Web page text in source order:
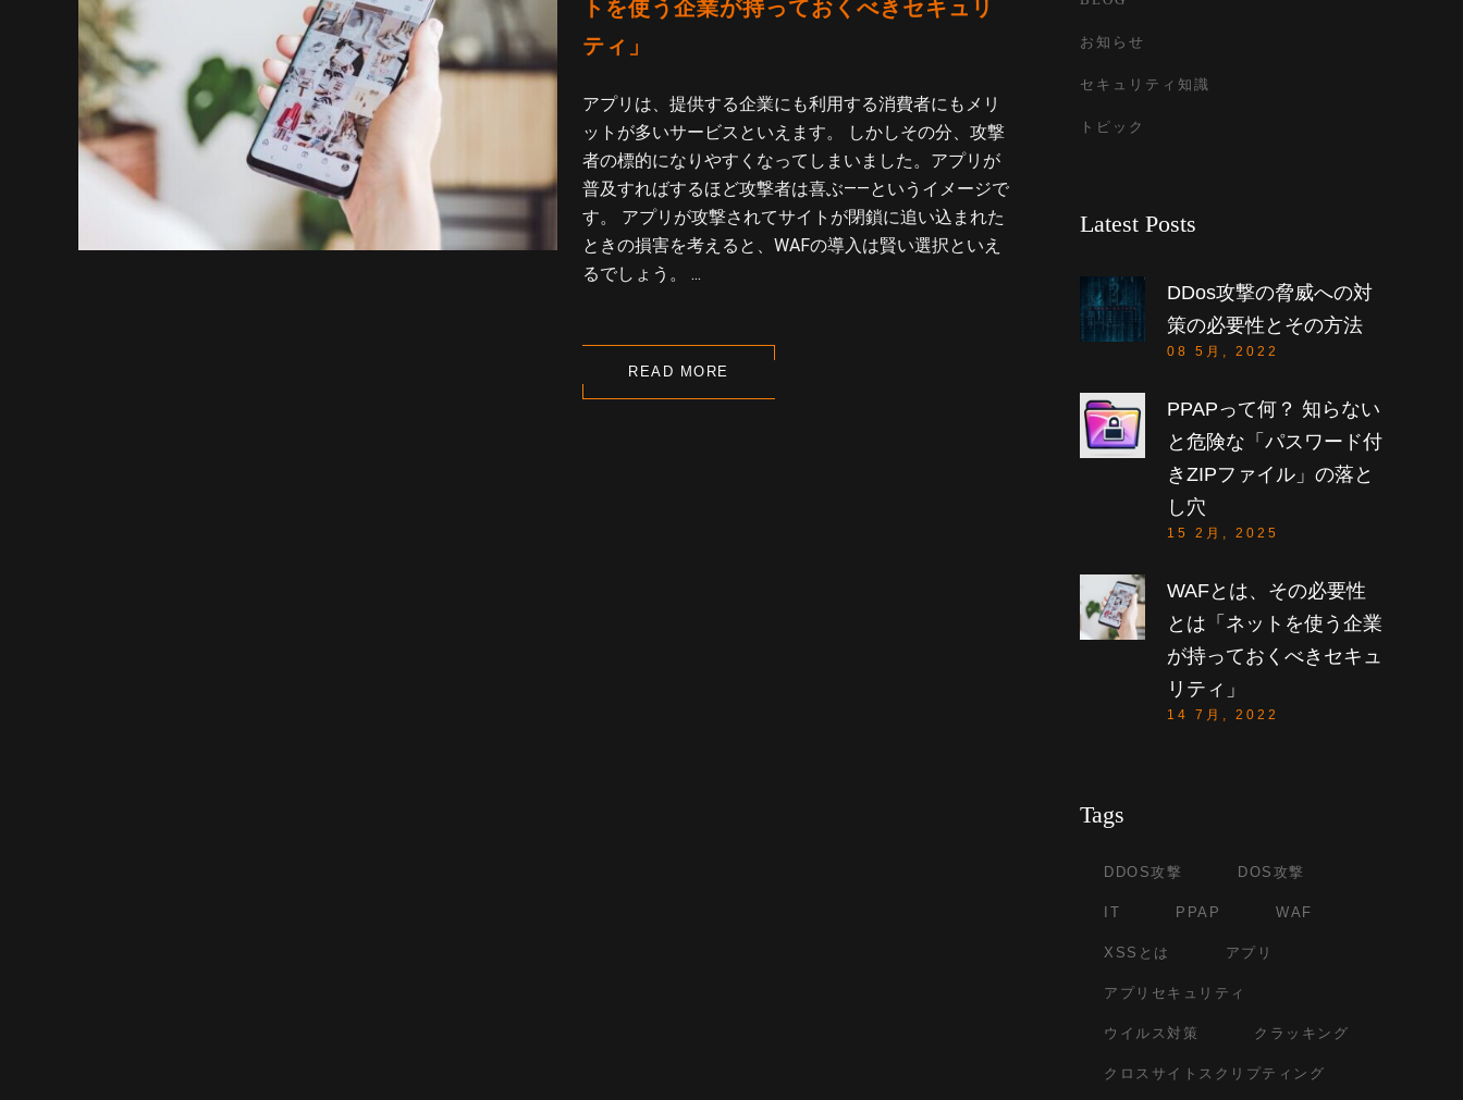
トを使う企業が持っておくべきセキュリ
ティ」
アプリは、提供する企業にも利用する消費者にもメリ
ットが多いサービスといえます。 しかしその分、攻撃
者の標的になりやすくなってしまいました。アプリが
普及すればするほど攻撃者は喜ぶ――というイメージで
す。 アプリが攻撃されてサイトが閉鎖に追い込まれた
ときの損害を考えると、WAFの導入は賢い選択といえ
るでしょう。 ...
READ MORE
お知らせ
セキュリティ知識
トピック
Latest Posts
DDos攻撃の脅威への対
策の必要性とその方法
08 5月, 2022
PPAPって何？ 知らない
と危険な「パスワード付
きZIPファイル」の落と
し穴
15 2月, 2025
WAFとは、その必要性
とは「ネットを使う企業
が持っておくべきセキュ
リティ」
14 7月, 2022
Tags
DDOS攻撃 DOS攻撃
IT PPAP WAF
XSSとは アプリ
アプリセキュリティ
ウイルス対策 クラッキング
クロスサイトスクリプティング